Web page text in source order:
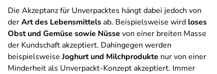
Die Akzeptanz für Unverpacktes hängt dabei jedoch von
derArt des Lebensmittelsab. Beispielsweise wird loses
Obst und Gemüse sowie Nüsse von einer breiten Masse
der Kundschaft akzeptiert. Dahingegen werden
beispielsweise Joghurt und Milchprodukte nur von einer
Minderheit als Unverpackt-Konzept akzeptiert. Immer